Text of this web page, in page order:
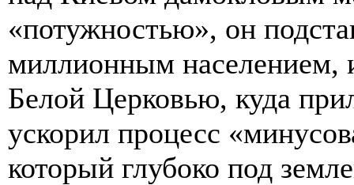
«потужностью», он
миллионным населением,
Белой Церковью, куда
ускорил процесс
который глубоко под